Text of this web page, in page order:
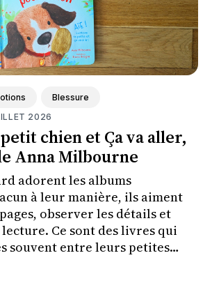
Blessure
2026
chien et Ça va aller,
Anna Milbourne
adorent les albums
à leur manière, ils aiment
observer les détails et
Ce sont des livres qui
souvent entre leurs petites